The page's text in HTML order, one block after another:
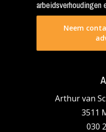
arbeidsverhoudingen
Neem
Arthur van
3511
030